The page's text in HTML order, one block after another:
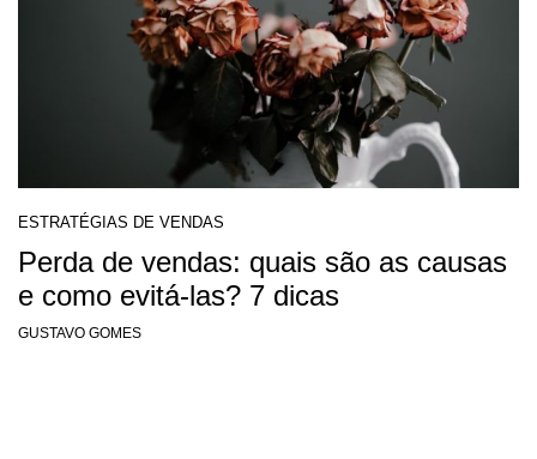
ESTRATÉGIAS DE VENDAS
Perda de vendas: quais são as causas
e como evitá-las? 7 dicas
GUSTAVO GOMES